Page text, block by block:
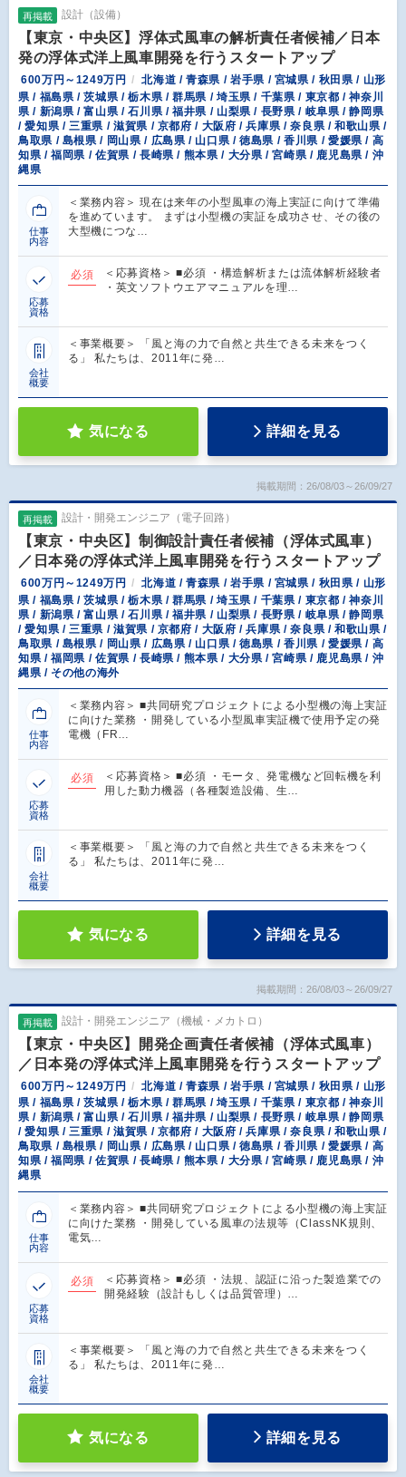
再掲載 設計（設備）
【東京・中央区】浮体式風車の解析責任者候補／日本
発の浮体式洋上風車開発を行うスタートアップ
600万円～1249万円
北海道 / 青森県 / 岩手県 / 宮城県 / 秋田県 / 山形
県 / 福島県 / 茨城県 / 栃木県 / 群馬県 / 埼玉県 / 千葉県 / 東京都 / 神奈川
県 / 新潟県 / 富山県 / 石川県 / 福井県 / 山梨県 / 長野県 / 岐阜県 / 静岡県
/ 愛知県 / 三重県 / 滋賀県 / 京都府 / 大阪府 / 兵庫県 / 奈良県 / 和歌山県 /
鳥取県 / 島根県 / 岡山県 / 広島県 / 山口県 / 徳島県 / 香川県 / 愛媛県 / 高
知県 / 福岡県 / 佐賀県 / 長崎県 / 熊本県 / 大分県 / 宮崎県 / 鹿児島県 / 沖
縄県
仕事
内容
＜業務内容＞ 現在は来年の小型風車の海上実証に向けて準備
を進めています。 まずは小型機の実証を成功させ、その後の
大型機につな…
応募
資格
必須
＜応募資格＞ ■必須 ・構造解析または流体解析経験者
・英文ソフトウエアマニュアルを理…
会社
概要
＜事業概要＞ 「風と海の力で自然と共生できる未来をつく
る」 私たちは、2011年に発…
気になる 詳細を見る
掲載期間：26/08/03～26/09/27
再掲載 設計・開発エンジニア（電子回路）
【東京・中央区】制御設計責任者候補（浮体式風車）
／日本発の浮体式洋上風車開発を行うスタートアップ
600万円～1249万円
北海道 / 青森県 / 岩手県 / 宮城県 / 秋田県 / 山形
県 / 福島県 / 茨城県 / 栃木県 / 群馬県 / 埼玉県 / 千葉県 / 東京都 / 神奈川
県 / 新潟県 / 富山県 / 石川県 / 福井県 / 山梨県 / 長野県 / 岐阜県 / 静岡県
/ 愛知県 / 三重県 / 滋賀県 / 京都府 / 大阪府 / 兵庫県 / 奈良県 / 和歌山県 /
鳥取県 / 島根県 / 岡山県 / 広島県 / 山口県 / 徳島県 / 香川県 / 愛媛県 / 高
知県 / 福岡県 / 佐賀県 / 長崎県 / 熊本県 / 大分県 / 宮崎県 / 鹿児島県 / 沖
縄県 / その他の海外
仕事
内容
＜業務内容＞ ■共同研究プロジェクトによる小型機の海上実証
に向けた業務 ・開発している小型風車実証機で使用予定の発
電機（FR…
応募
資格
必須
＜応募資格＞ ■必須 ・モータ、発電機など回転機を利
用した動力機器（各種製造設備、生…
会社
概要
＜事業概要＞ 「風と海の力で自然と共生できる未来をつく
る」 私たちは、2011年に発…
気になる 詳細を見る
掲載期間：26/08/03～26/09/27
再掲載 設計・開発エンジニア（機械・メカトロ）
【東京・中央区】開発企画責任者候補（浮体式風車）
／日本発の浮体式洋上風車開発を行うスタートアップ
600万円～1249万円
北海道 / 青森県 / 岩手県 / 宮城県 / 秋田県 / 山形
県 / 福島県 / 茨城県 / 栃木県 / 群馬県 / 埼玉県 / 千葉県 / 東京都 / 神奈川
県 / 新潟県 / 富山県 / 石川県 / 福井県 / 山梨県 / 長野県 / 岐阜県 / 静岡県
/ 愛知県 / 三重県 / 滋賀県 / 京都府 / 大阪府 / 兵庫県 / 奈良県 / 和歌山県 /
鳥取県 / 島根県 / 岡山県 / 広島県 / 山口県 / 徳島県 / 香川県 / 愛媛県 / 高
知県 / 福岡県 / 佐賀県 / 長崎県 / 熊本県 / 大分県 / 宮崎県 / 鹿児島県 / 沖
縄県
仕事
内容
＜業務内容＞ ■共同研究プロジェクトによる小型機の海上実証
に向けた業務 ・開発している風車の法規等（ClassNK規則、
電気…
応募
資格
必須
＜応募資格＞ ■必須 ・法規、認証に沿った製造業での
開発経験（設計もしくは品質管理）…
会社
概要
＜事業概要＞ 「風と海の力で自然と共生できる未来をつく
る」 私たちは、2011年に発…
気になる 詳細を見る